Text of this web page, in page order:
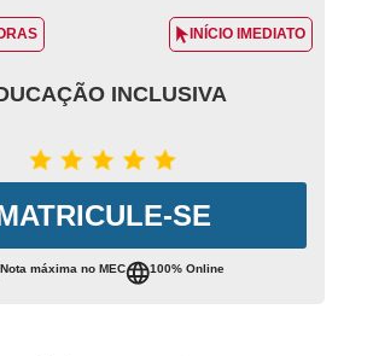
INÍCIO IMEDIATO
INCLUSIVA
SE
Nota máxima no MEC 100% Online